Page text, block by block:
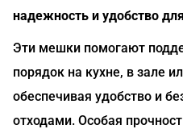
надежность и удобство
Эти мешки помогают
порядок на кухне, в зале
обеспечивая удобство и
отходами. Особая